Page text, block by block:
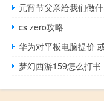
元宵节父亲给我们做
cs zero攻略
华为对平板电脑提价
梦幻西游159怎么打书